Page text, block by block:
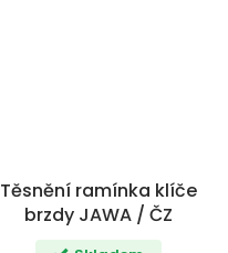
Těsnění ramínka klíče
brzdy JAWA / ČZ